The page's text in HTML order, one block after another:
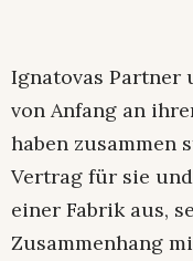
Ignatovas Partner
von Anfang an
haben zusammen
Vertrag für sie
einer Fabrik aus,
Zusammenhang